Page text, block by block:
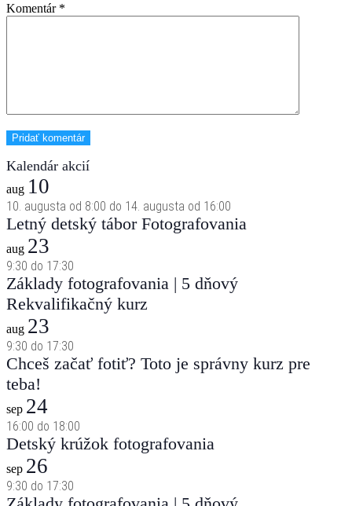
Komentár *
Kalendár akcií
aug 10
10. augusta od 8:00 do 14. augusta od 16:00
Letný detský tábor Fotografovania
aug 23
9:30 do 17:30
Základy fotografovania | 5 dňový
Rekvalifikačný kurz
aug 23
9:30 do 17:30
Chceš začať fotiť? Toto je správny kurz pre
teba!
sep 24
16:00 do 18:00
Detský krúžok fotografovania
sep 26
9:30 do 17:30